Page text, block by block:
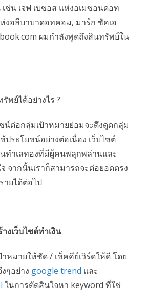
น เจฟ เบซอส แห่งอเมซอนดอท
งอลีบาบาดอทคอม, มาร์ก ซัคเอ
ผมกำลังพูดถึงสินทรัพย์ใน
พย์ได้อย่างไร ?
น์ต่อกลุ่มเป้าหมายย่อมจะดึงดูดกลุ่ม
ประโยชน์อย่างต่อเนื่อง เว็บไซต์
นทำเลทองที่มีผู้คนพลุกพล่านและ
จากนั้นเราก็สามารถจะต่อยอดตรง
ายได้ต่อไป
งเว็บไซต์ทำเงิน
หมายให้ชัด / เช็คคีย์เวิร์ดให้ดี โดย
ๆอย่าง google trend และ
ในการตัดสินใจหา keyword ที่ใช่